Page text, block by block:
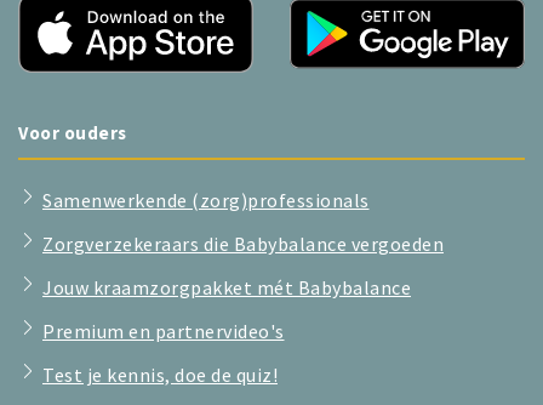
Voor ouders
Samenwerkende (zorg)professionals
Zorgverzekeraars die Babybalance vergoeden
Jouw kraamzorgpakket mét Babybalance
Premium en partnervideo's
Test je kennis, doe de quiz!